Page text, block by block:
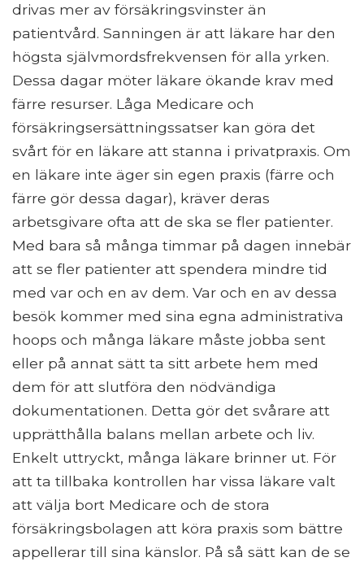
drivas mer av försäkringsvinster än
patientvård. Sanningen är att läkare har den
högsta självmordsfrekvensen för alla yrken.
Dessa dagar möter läkare ökande krav med
färre resurser. Låga Medicare och
försäkringsersättningssatser kan göra det
svårt för en läkare att stanna i privatpraxis. Om
en läkare inte äger sin egen praxis (färre och
färre gör dessa dagar), kräver deras
arbetsgivare ofta att de ska se fler patienter.
Med bara så många timmar på dagen innebär
att se fler patienter att spendera mindre tid
med var och en av dem. Var och en av dessa
besök kommer med sina egna administrativa
hoops och många läkare måste jobba sent
eller på annat sätt ta sitt arbete hem med
dem för att slutföra den nödvändiga
dokumentationen. Detta gör det svårare att
upprätthålla balans mellan arbete och liv.
Enkelt uttryckt, många läkare brinner ut. För
att ta tillbaka kontrollen har vissa läkare valt
att välja bort Medicare och de stora
försäkringsbolagen att köra praxis som bättre
appellerar till sina känslor. På så sätt kan de se